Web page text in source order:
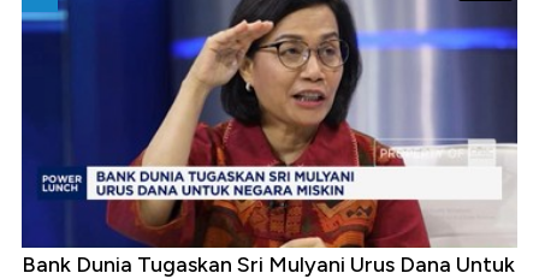
Bank Dunia Tugaskan Sri Mulyani Urus Dana Untuk